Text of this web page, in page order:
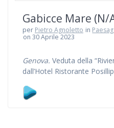
Gabicce Mare (N/
per Pietro Agnoletto in
on 30 Aprile 2023
Genova. Veduta della
dall’Hotel Ristorante